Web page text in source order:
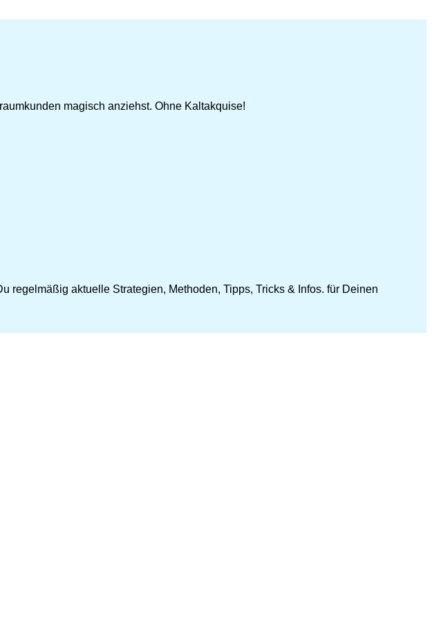
magisch anziehst. Ohne Kaltakquise!
regelmäßig aktuelle Strategien, Methoden, Tipps, Tricks & Infos. für Deinen